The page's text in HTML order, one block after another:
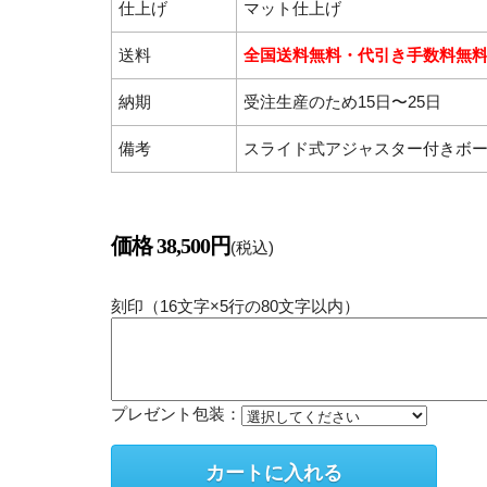
仕上げ マット仕上げ
送料 全国送料無料・代引き手数料無料
納期 受注生産のため15日〜25日
備考 スライド式アジャスター付きボ
価格 38,500円(税込)
刻印（16文字×5行の80文字以内）
プレゼント包装：